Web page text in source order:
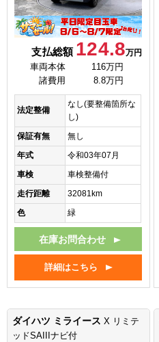
支払総額 124.8万円
車両本体
116万円
諸費用
8.8万円
法定整備
なし(要整備箇所な
し)
保証有無
無し
年式
令和03年07月
車検
車検整備付
走行距離
32081km
色
緑
在庫お問合わせ
詳細はこちら
ダイハツ ミライース X リミテ
ッドSAIIIナビ付